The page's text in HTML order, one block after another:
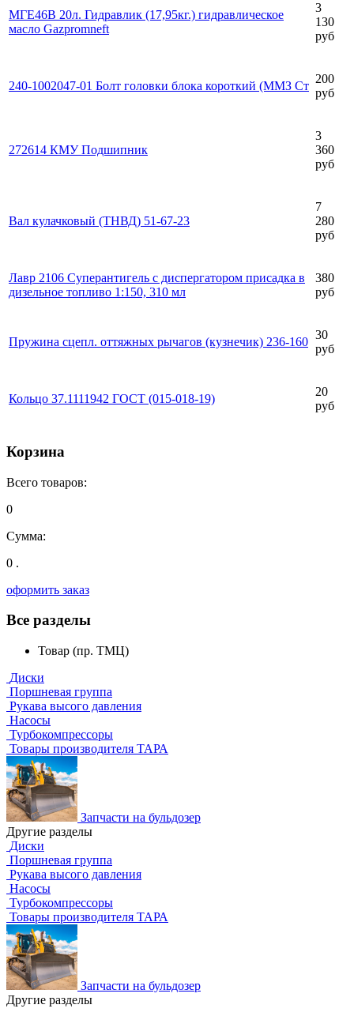
МГЕ46В 20л. Гидравлик (17,95кг.) гидравлическое
масло Gazpromneft
3
130
руб
240-1002047-01 Болт головки блока короткий (ММЗ Ст
200
руб
272614 КМУ Подшипник
3
360
руб
Вал кулачковый (ТНВД) 51-67-23
7
280
руб
Лавр 2106 Суперантигель с диспергатором присадка в
дизельное топливо 1:150, 310 мл
380
руб
Пружина сцепл. оттяжных рычагов (кузнечик) 236-160
30
руб
Кольцо 37.1111942 ГОСТ (015-018-19)
20
руб
Корзина
Всего товаров:
0
Сумма:
0 .
оформить заказ
Все разделы
Товар (пр. ТМЦ)
Диски
Поршневая группа
Рукава высого давления
Насосы
Турбокомпрессоры
Товары производителя ТАРА
Запчасти на бульдозер
Другие разделы
Диски
Поршневая группа
Рукава высого давления
Насосы
Турбокомпрессоры
Товары производителя ТАРА
Запчасти на бульдозер
Другие разделы